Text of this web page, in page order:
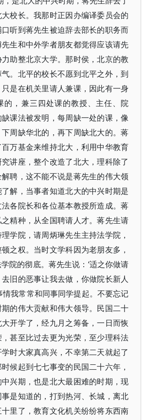
校长。我那时正因办编译委员会的
听到蒋先生被迫辞去部长的职务而
生和中外学者朋友都觉得应该请先
助整北京大学。那时侯，北京的教
。北平的校长不愿到北平之外，到
是在机关里请人兼课，因此有一身
的，兼三四处课的教授、主任、院
课法被发明，每周缺一处的课，像
周缺华北的，再下周缺北大的。蒋
万基金来维持北大，利用中华教育
讲座，整个改造了北大，理科除了
聘，这不能不说是蒋先生的伟大领
解，当事者知道北大的中兴时期是
各院长和各位基本教授所造成。蒋
精种，从全国聘请人才。蒋先生请
学院，请周炳琳先生主持法学院，
之权。当时文学科因为老朋友多，
院的彻底。蒋先生说：‘适之你做请
旧的恶事让我去做，你做院长新人
情我常常和同事同学提起。不要忘记
的伟大贡献和伟大领导。民国二十
开学了，经九月之筹备，一日而恢
甚至比过去更为光荣，至少理科法
时大家真高兴，不幸第二天就起了
候起到七七事变的民国二十六年，
兴期，也是北大最困难的时期，现
是知道的，打到热河、长城，离北
里了，教育文化机关纷纷将东西南